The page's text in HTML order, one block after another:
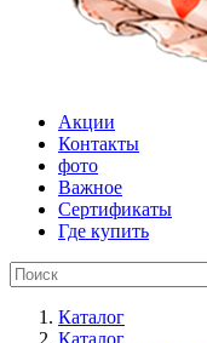
Акции
Контакты
фото
Важное
Сертификаты
Где купить
Каталог
Каталог